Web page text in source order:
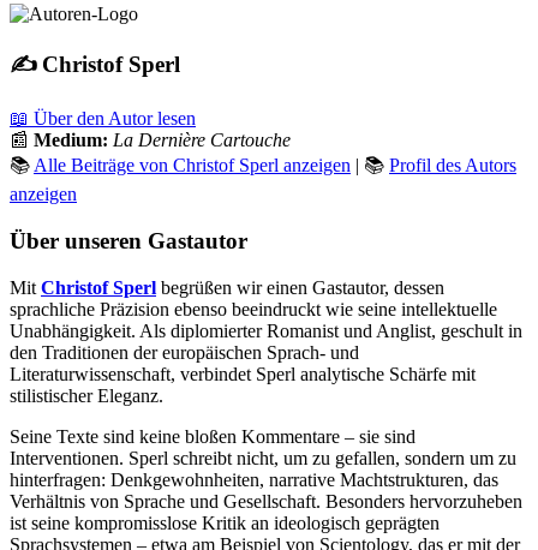
✍️ Christof Sperl
📖 Über den Autor lesen
📰 Medium: La Dernière Cartouche
📚 Alle Beiträge von Christof Sperl anzeigen | 📚 Profil des Autors
anzeigen
Über unseren Gastautor
Mit Christof Sperl begrüßen wir einen Gastautor, dessen
sprachliche Präzision ebenso beeindruckt wie seine intellektuelle
Unabhängigkeit. Als diplomierter Romanist und Anglist, geschult in
den Traditionen der europäischen Sprach- und
Literaturwissenschaft, verbindet Sperl analytische Schärfe mit
stilistischer Eleganz.
Seine Texte sind keine bloßen Kommentare – sie sind
Interventionen. Sperl schreibt nicht, um zu gefallen, sondern um zu
hinterfragen: Denkgewohnheiten, narrative Machtstrukturen, das
Verhältnis von Sprache und Gesellschaft. Besonders hervorzuheben
ist seine kompromisslose Kritik an ideologisch geprägten
Sprachsystemen – etwa am Beispiel von Scientology, das er mit der